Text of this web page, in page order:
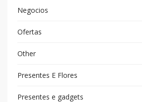
Negocios
Ofertas
Other
Presentes E Flores
Presentes e gadgets